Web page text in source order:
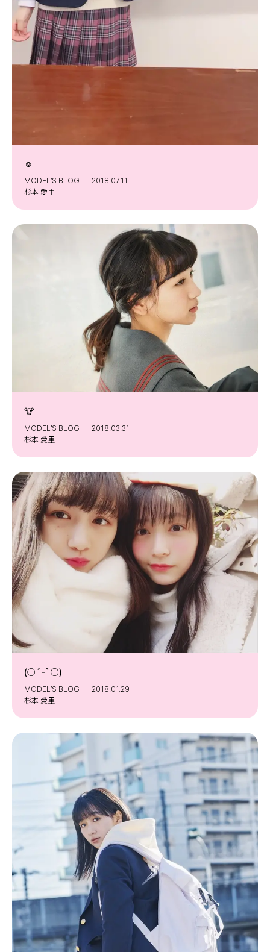
☺️︎
MODEL’S BLOG
2018.07.11
杉本 愛里
🐮
MODEL’S BLOG
2018.03.31
杉本 愛里
(○´ｰ`○)
MODEL’S BLOG
2018.01.29
杉本 愛里